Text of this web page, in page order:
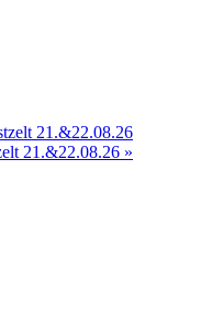
21.&22.08.26
21.&22.08.26 »